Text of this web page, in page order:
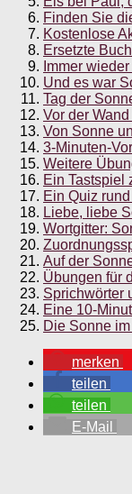
Finden Sie
Kostenlose
Ersetzte
Immer
Und es war
Tag der
Vor der
Von Sonne
3-Minuten-
Weitere
Ein Tastspiel
Ein Quiz
Liebe, liebe
Wortgitter:
Auf der
Übungen für
Sprichwörter
Eine 10-
Die Sonne
merken
teilen
teilen
E-Mail